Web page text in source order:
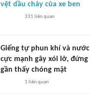
vệt dầu chảy của xe ben
331 liên quan
Giếng tự phun khí và nước
cực mạnh gây xói lở, đứng
gần thấy chóng mặt
1 liên quan